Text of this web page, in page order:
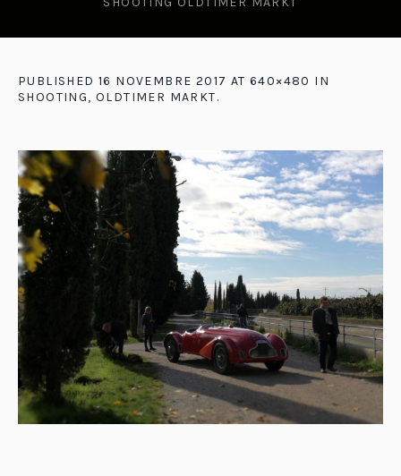
PUBLISHED 16 NOVEMBRE 2017 AT 640×480 IN
SHOOTING, OLDTIMER MARKT.